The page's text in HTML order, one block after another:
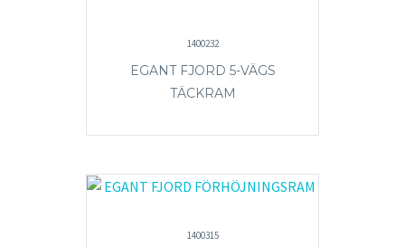
1400232
EGANT FJORD 5-VÄGS
TÄCKRAM
1400315